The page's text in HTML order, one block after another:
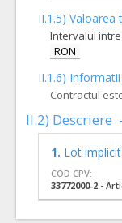
II.1.5)
Intervalul intre
RON
II.1.6)
Contractul
II.2) Descriere
1. Lot
COD CPV:
33772000-2 -